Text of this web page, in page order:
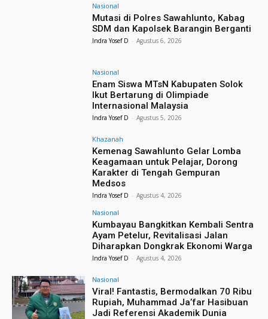
Nasional
Mutasi di Polres Sawahlunto, Kabag
SDM dan Kapolsek Barangin Berganti
Indra Yosef D - Agustus 6, 2026
Nasional
Enam Siswa MTsN Kabupaten Solok
Ikut Bertarung di Olimpiade
Internasional Malaysia
Indra Yosef D - Agustus 5, 2026
Khazanah
Kemenag Sawahlunto Gelar Lomba
Keagamaan untuk Pelajar, Dorong
Karakter di Tengah Gempuran
Medsos
Indra Yosef D - Agustus 4, 2026
Nasional
Kumbayau Bangkitkan Kembali Sentra
Ayam Petelur, Revitalisasi Jalan
Diharapkan Dongkrak Ekonomi Warga
Indra Yosef D - Agustus 4, 2026
Nasional
Viral! Fantastis, Bermodalkan 70 Ribu
Rupiah, Muhammad Ja’far Hasibuan
Jadi Referensi Akademik Dunia